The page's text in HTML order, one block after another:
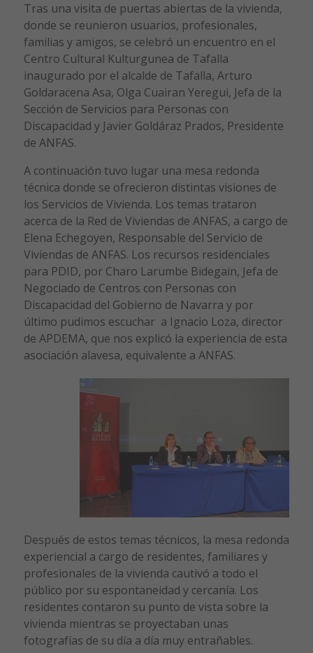
Tras una visita de puertas abiertas de la vivienda,
donde se reunieron usuarios, profesionales,
familias y amigos, se celebró un encuentro en el
Centro Cultural Kulturgunea de Tafalla
inaugurado por el alcalde de Tafalla, Arturo
Goldaracena Asa, Olga Cuairan Yeregui, Jefa de la
Sección de Servicios para Personas con
Discapacidad y Javier Goldáraz Prados, Presidente
de ANFAS.
A continuación tuvo lugar una mesa redonda
técnica donde se ofrecieron distintas visiones de
los Servicios de Vivienda. Los temas trataron
acerca de la Red de Viviendas de ANFAS, a cargo de
Elena Echegoyen, Responsable del Servicio de
Viviendas de ANFAS. Los recursos residenciales
para PDID, por Charo Larumbe Bidegain, Jefa de
Negociado de Centros con Personas con
Discapacidad del Gobierno de Navarra y por
último pudimos escuchar a Ignacio Loza, director
de APDEMA, que nos explicó la experiencia de esta
asociación alavesa, equivalente a ANFAS.
Después de estos temas técnicos, la mesa redonda
experiencial a cargo de residentes, familiares y
profesionales de la vivienda cautivó a todo el
público por su espontaneidad y cercanía. Los
residentes contaron su punto de vista sobre la
vivienda mientras se proyectaban unas
fotografías de su día a día muy entrañables.